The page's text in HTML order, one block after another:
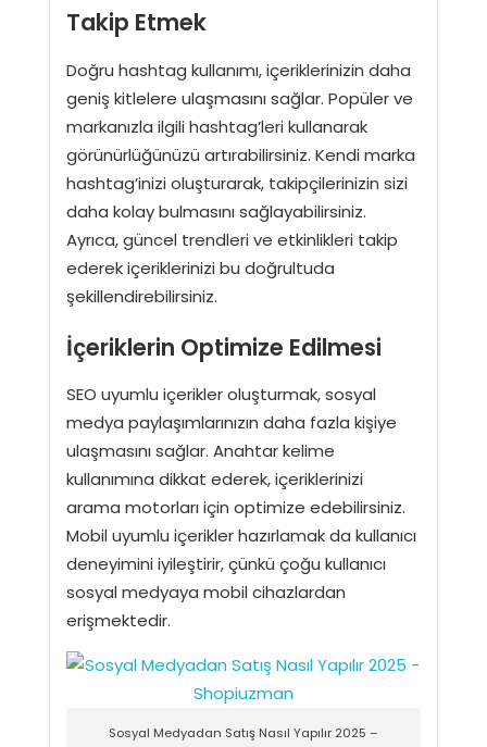
Takip Etmek
Doğru hashtag kullanımı, içeriklerinizin daha
geniş kitlelere ulaşmasını sağlar. Popüler ve
markanızla ilgili hashtag’leri kullanarak
görünürlüğünüzü artırabilirsiniz. Kendi marka
hashtag’inizi oluşturarak, takipçilerinizin sizi
daha kolay bulmasını sağlayabilirsiniz.
Ayrıca, güncel trendleri ve etkinlikleri takip
ederek içeriklerinizi bu doğrultuda
şekillendirebilirsiniz.
İçeriklerin Optimize Edilmesi
SEO uyumlu içerikler oluşturmak, sosyal
medya paylaşımlarınızın daha fazla kişiye
ulaşmasını sağlar. Anahtar kelime
kullanımına dikkat ederek, içeriklerinizi
arama motorları için optimize edebilirsiniz.
Mobil uyumlu içerikler hazırlamak da kullanıcı
deneyimini iyileştirir, çünkü çoğu kullanıcı
sosyal medyaya mobil cihazlardan
erişmektedir.
Sosyal Medyadan Satış Nasıl Yapılır 2025 –